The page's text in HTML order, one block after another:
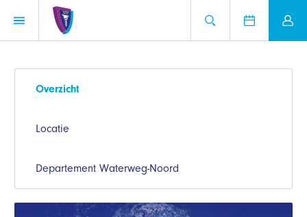
Overzicht
Locatie
Departement Waterweg-Noord